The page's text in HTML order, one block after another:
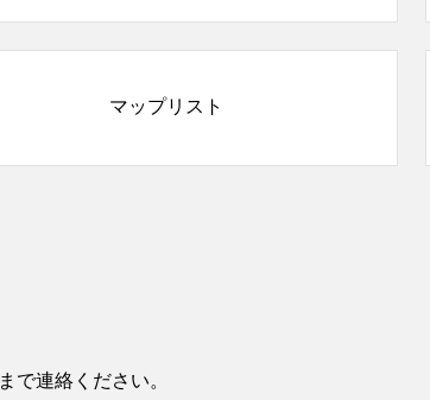
マップリスト
まで連絡ください。